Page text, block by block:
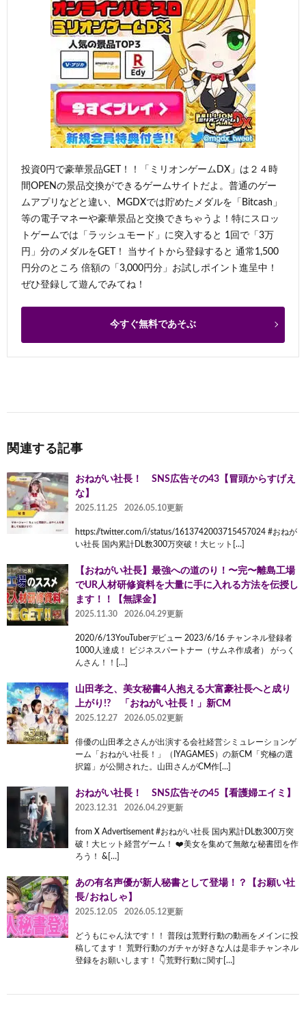
投資0円で豪華景品GET！！「ミリオンゲームDX」は２４時
間OPENの景品交換ができるゲームサイトだよ。普通のゲー
ムアプリなどと違い、MGDXでは貯めたメダルを「Bitcash」
等の電子マネーや豪華景品と交換できちゃうよ！特にスロッ
トゲームでは「ラッシュモード」に突入すると 1回で「3万
円」分のメダルをGET！ 当サイトから登録すると 通常1,500
円分のところ 倍額の「3,000円分」お試しポイント進呈中！
ぜひ登録して遊んでみてね！
今すぐ無料であそぶ
関連する記事
おねがい社長！ SNS広告その43【冒頭からすげえ
な】
2025.11.25 2026.05.10更新
https://twitter.com/i/status/1613742003715457024 #おねが
い社長 国内累計DL数300万突破！大ヒット[…]
【おねがい社長】最強への道のり！〜完〜離島工場
でUR人材研修資料を大量に手に入れる方法を伝授し
ます！！【無課金】
2025.11.30 2026.04.29更新
2020/6/13YouTuberデビュー 2023/6/16 チャンネル登録者
1000人達成！ ビジネスパートナー（サムネ作成者） がっく
んさん！！[…]
山田孝之、美⼥秘書4人抱える⼤富豪社⻑へと成り
上がり!? 「おねがい社長！」新CM
2025.12.27 2026.05.02更新
俳優の山田孝之さんが出演する会社経営シミュレーションゲ
ーム「おねがい社長！」（IYAGAMES）の新CM「究極の選
択篇」が公開された。山田さんがCM作[…]
おねがい社長！ SNS広告その45【看護婦エイミ】
2023.12.31 2026.04.29更新
from X Advertisement #おねがい社長 国内累計DL数300万突
破！大ヒット経営ゲーム！ ❤️美女を集めて無敵な秘書団を作
ろう！ &[…]
あの有名声優が新人秘書として登場！？【お願い社
長/おねしゃ】
2025.12.05 2026.05.12更新
どうもにゃん汰です！！ 普段は荒野行動の動画をメインに投
稿してます！ 荒野行動のガチャが好きな人は是非チャンネル
登録をお願いします！ 👇荒野行動に関す[…]